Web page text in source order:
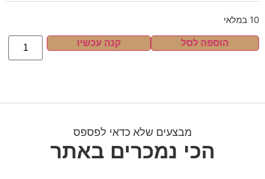
10 במלאי
הוספה לסל קנה עכשיו
מבצעים שלא כדאי לפספס
הכי נמכרים באתר